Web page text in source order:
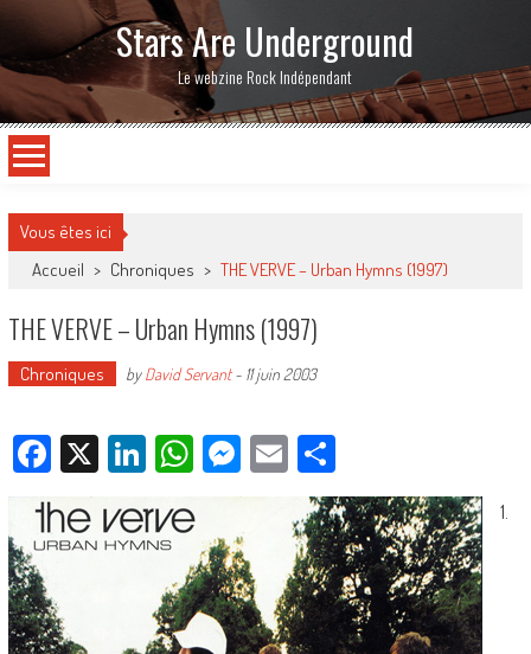
Stars Are Underground
Le webzine Rock Indépendant
Vous êtes ici
Accueil > Chroniques > THE VERVE – Urban Hymns (1997)
THE VERVE – Urban Hymns (1997)
Chroniques byDavid Servant- 11 juin 2003
Facebook
X LinkedIn
WhatsApp
Messenger
EmailPartager
1.